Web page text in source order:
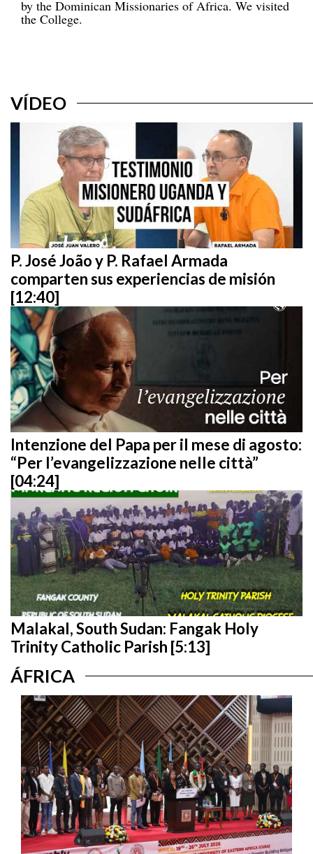
by the Dominican Missionaries of Africa. We visited
the College.
VÍDEO
P. José João y P. Rafael Armada
comparten sus experiencias de misión
[12:40]
Intenzione del Papa per il mese di agosto:
“Per l’evangelizzazione nelle città”
[04:24]
Malakal, South Sudan: Fangak Holy
Trinity Catholic Parish [5:13]
ÁFRICA